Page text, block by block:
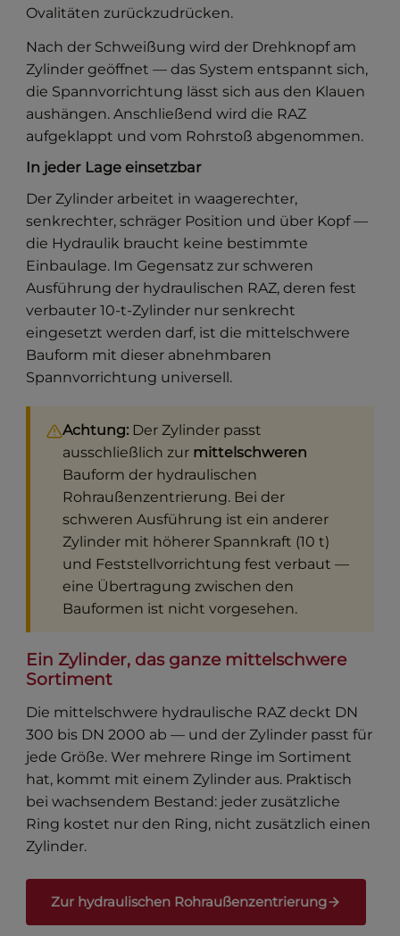
Ovalitäten zurückzudrücken.
Nach der Schweißung wird der Drehknopf am
Zylinder geöffnet — das System entspannt sich,
die Spannvorrichtung lässt sich aus den Klauen
aushängen. Anschließend wird die RAZ
aufgeklappt und vom Rohrstoß abgenommen.
In jeder Lage einsetzbar
Der Zylinder arbeitet in waagerechter,
senkrechter, schräger Position und über Kopf —
die Hydraulik braucht keine bestimmte
Einbaulage. Im Gegensatz zur schweren
Ausführung der hydraulischen RAZ, deren fest
verbauter 10-t-Zylinder nur senkrecht
eingesetzt werden darf, ist die mittelschwere
Bauform mit dieser abnehmbaren
Spannvorrichtung universell.
Achtung: Der Zylinder passt
ausschließlich zur mittelschweren
Bauform der hydraulischen
Rohraußenzentrierung. Bei der
schweren Ausführung ist ein anderer
Zylinder mit höherer Spannkraft (10 t)
und Feststellvorrichtung fest verbaut —
eine Übertragung zwischen den
Bauformen ist nicht vorgesehen.
Ein Zylinder, das ganze mittelschwere
Sortiment
Die mittelschwere hydraulische RAZ deckt DN
300 bis DN 2000 ab — und der Zylinder passt für
jede Größe. Wer mehrere Ringe im Sortiment
hat, kommt mit einem Zylinder aus. Praktisch
bei wachsendem Bestand: jeder zusätzliche
Ring kostet nur den Ring, nicht zusätzlich einen
Zylinder.
Zur hydraulischen Rohraußenzentrierung